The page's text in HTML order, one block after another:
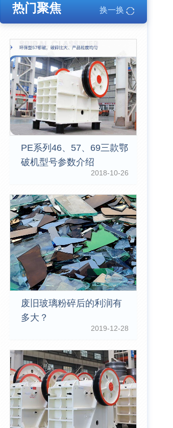
热门聚焦 换一换
PE系列46、57、69三款鄂
破机型号参数介绍
2018-10-26
废旧玻璃粉碎后的利润有
多大？
2019-12-28